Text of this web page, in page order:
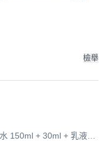
檢舉
150ml + 30ml + 乳液